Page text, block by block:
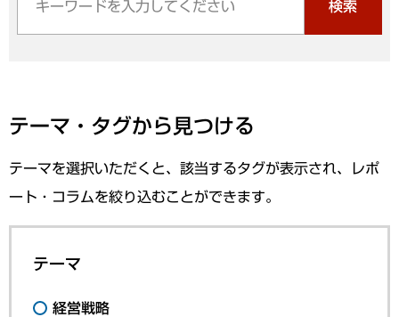
検索
テーマ・タグから見つける
テーマを選択いただくと、該当するタグが表示され、レポ
ート・コラムを絞り込むことができます。
テーマ
経営戦略